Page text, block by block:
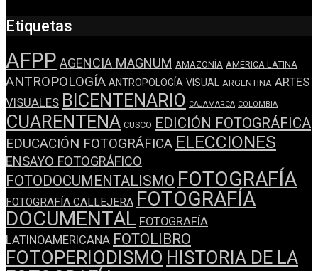
Etiquetas
AFPP AGENCIA MAGNUM AMAZONÍA AMÉRICA LATINA
ANTROPOLOGÍA ANTROPOLOGÍA VISUAL ARGENTINA ARTES
VISUALES BICENTENARIO CAJAMARCA COLOMBIA
CUARENTENA CUSCO EDICIÓN FOTOGRÁFICA
EDUCACIÓN FOTOGRÁFICA ELECCIONES
ENSAYO FOTOGRÁFICO
FOTODOCUMENTALISMO FOTOGRAFÍA
FOTOGRAFÍA CALLEJERA FOTOGRAFÍA
DOCUMENTAL FOTOGRAFÍA
LATINOAMERICANA FOTOLIBRO
FOTOPERIODISMO HISTORIA DE LA